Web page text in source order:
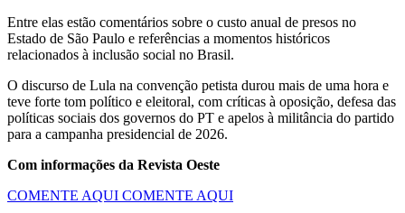
Entre elas estão comentários sobre o custo anual de presos no
Estado de São Paulo e referências a momentos históricos
relacionados à inclusão social no Brasil.
O discurso de Lula na convenção petista durou mais de uma hora e
teve forte tom político e eleitoral, com críticas à oposição, defesa das
políticas sociais dos governos do PT e apelos à militância do partido
para a campanha presidencial de 2026.
Com informações da Revista Oeste
COMENTE AQUI COMENTE AQUI